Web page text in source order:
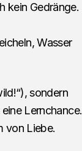
kein Gedränge.
Wasser
sondern
Lernchance.
von Liebe.